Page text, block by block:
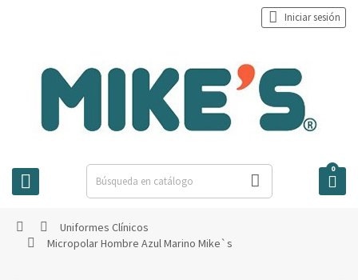
 
 Iniciar sesión

0
  Uniformes Clínicos
 Micropolar Hombre Azul Marino Mike`s